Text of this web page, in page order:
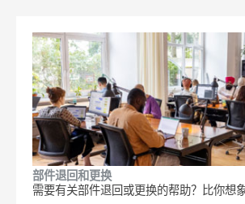
部件退回和更换
需要有关部件退回或更换的帮助？比你想